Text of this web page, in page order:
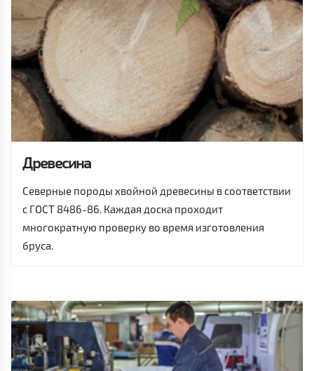
Древесина
Северные породы хвойной древесины в соответствии
с ГОСТ 8486-86. Каждая доска проходит
многократную проверку во время изготовления
бруса.